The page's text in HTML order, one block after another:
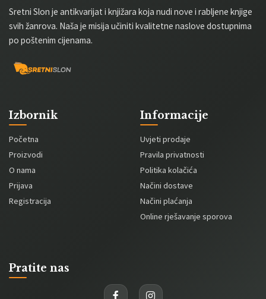
Sretni Slon je antikvarijat i knjižara koja nudi nove i rabljene knjige
svih žanrova. Naša je misija učiniti kvalitetne naslove dostupnima
po poštenim cijenama.
Izbornik
Početna
Proizvodi
O nama
Prijava
Registracija
Informacije
Uvjeti prodaje
Pravila privatnosti
Politika kolačića
Načini dostave
Načini plaćanja
Online rješavanje sporova
Pratite nas